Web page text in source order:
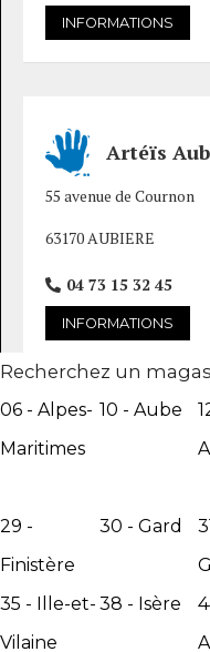
INFORMATIONS
Artéïs
55 avenue de Cournon
63170 AUBIERE
04 73 15 32 45
INFORMATIONS
Artéïs
29200 BREST
Recherchez un
06 - Alpes-
Maritimes
10 - Aube
29 -
Finistère
30 - Gard
35 - Ille-et-
Vilaine
38 - Isère